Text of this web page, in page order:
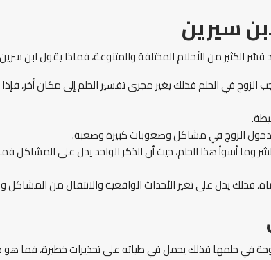
سيرين
الكثير من الأحلام المختلفة والمتنوعة، فماذا يقول ابن
الزوج في الحلم فذلك يغير مجرى تفسير الحلم إلى مكان أخر،
دخول الزوج في مشاكل وصعوبات كبيرة وصعبة.
وما أسوأ هذا الحلم، حيث أن الذكر الواحد يدل على المشاكل
فذلك يدل على تغير الأحداث الواقعية والانتقال من
في حلمها فذلك يحمل في طياته على تحذيرات خطيرة، فما